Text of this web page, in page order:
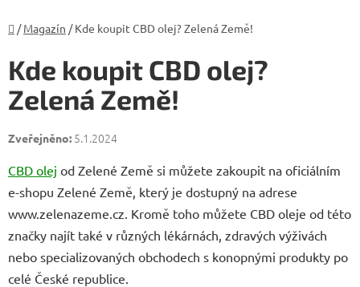
Domů
/ Magazín / Kde koupit CBD olej? Zelená Země!
Kde koupit CBD olej?
Zelená Země!
5.1.2024
CBD olej od Zelené Země si můžete zakoupit na oficiálním
e-shopu Zelené Země, který je dostupný na adrese
www.zelenazeme.cz. Kromě toho můžete CBD oleje od této
značky najít také v různých lékárnách, zdravých výživách
nebo specializovaných obchodech s konopnými produkty po
celé České republice.